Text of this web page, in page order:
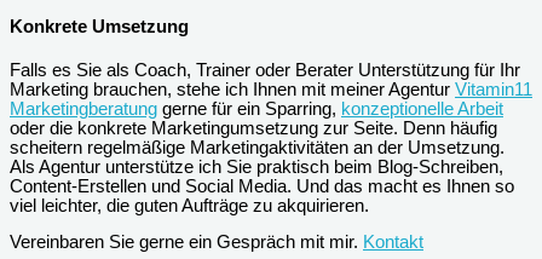
Konkrete Umsetzung
Falls es Sie als Coach, Trainer oder Berater Unterstützung für Ihr
Marketing brauchen, stehe ich Ihnen mit meiner Agentur Vitamin11
Marketingberatung gerne für ein Sparring, konzeptionelle Arbeit
oder die konkrete Marketingumsetzung zur Seite. Denn häufig
scheitern regelmäßige Marketingaktivitäten an der Umsetzung.
Als Agentur unterstütze ich Sie praktisch beim Blog-Schreiben,
Content-Erstellen und Social Media. Und das macht es Ihnen so
viel leichter, die guten Aufträge zu akquirieren.
Vereinbaren Sie gerne ein Gespräch mit mir. Kontakt